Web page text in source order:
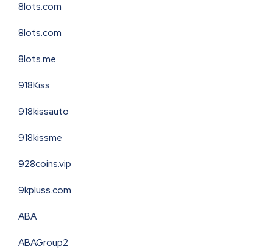
8lots.com
8lots.com
8lots.me
918Kiss
918kissauto
918kissme
928coins.vip
9kpluss.com
ABA
ABAGroup2